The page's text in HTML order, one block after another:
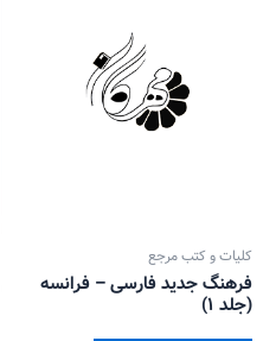
کلیات و کتب مرجع
فرهنگ جدید فارسی – فرانسه
(جلد ۱)